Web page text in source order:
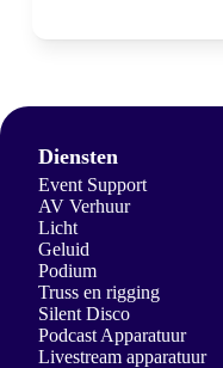
Diensten
Event Support
AV Verhuur
Licht
Geluid
Podium
Truss en rigging
Silent Disco
Podcast Apparatuur
Livestream apparatuur